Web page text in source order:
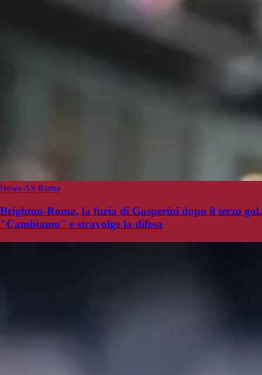
News AS Roma
Brighton-Roma, la furia di Gasperini dopo il terzo gol.
"Cambiamo" e stravolge la difesa